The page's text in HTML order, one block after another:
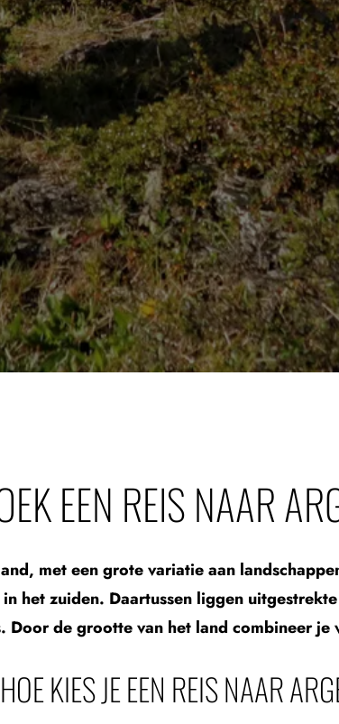
EEN REIS NAAR
met een grote variatie aan
het zuiden. Daartussen liggen
Door de grootte van het land combineer je
HOE KIES JE EEN REIS NAAR